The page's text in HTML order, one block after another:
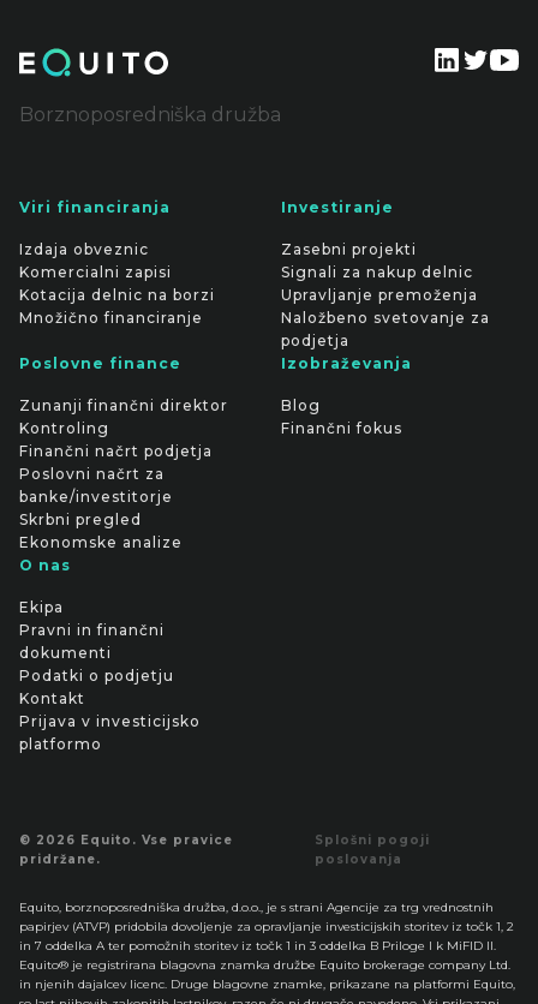
Borznoposredniška družba
Viri financiranja
Izdaja obveznic
Komercialni zapisi
Kotacija delnic na borzi
Množično financiranje
Investiranje
Zasebni projekti
Signali za nakup delnic
Upravljanje premoženja
Naložbeno svetovanje za
podjetja
Poslovne finance
Zunanji finančni direktor
Kontroling
Finančni načrt podjetja
Poslovni načrt za
banke/investitorje
Skrbni pregled
Ekonomske analize
Izobraževanja
Blog
Finančni fokus
O nas
Ekipa
Pravni in finančni
dokumenti
Podatki o podjetju
Kontakt
Prijava v investicijsko
platformo
© 2026 Equito. Vse pravice
pridržane.
Splošni pogoji
poslovanja
Equito, borznoposredniška družba, d.o.o., je s strani Agencije za trg vrednostnih
papirjev (ATVP) pridobila dovoljenje za opravljanje investicijskih storitev iz točk 1, 2
in 7 oddelka A ter pomožnih storitev iz točk 1 in 3 oddelka B Priloge I k MiFID II.
Equito® je registrirana blagovna znamka družbe Equito brokerage company Ltd.
in njenih dajalcev licenc. Druge blagovne znamke, prikazane na platformi Equito,